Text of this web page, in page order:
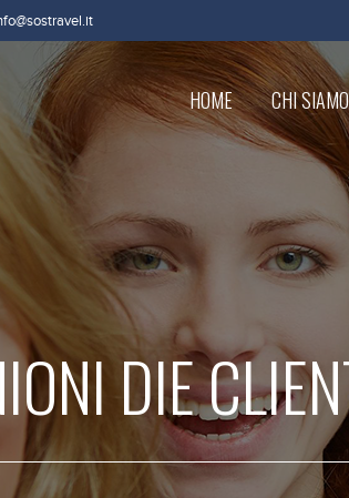
HOME CHI SIAMO
DIE